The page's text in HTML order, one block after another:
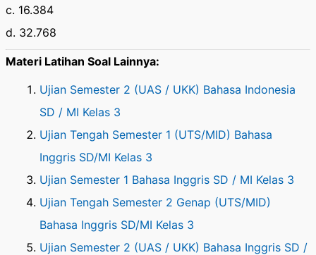
c. 16.384
d. 32.768
Materi Latihan Soal Lainnya:
Ujian Semester 2 (UAS / UKK) Bahasa Indonesia
SD / MI Kelas 3
Ujian Tengah Semester 1 (UTS/MID) Bahasa
Inggris SD/MI Kelas 3
Ujian Semester 1 Bahasa Inggris SD / MI Kelas 3
Ujian Tengah Semester 2 Genap (UTS/MID)
Bahasa Inggris SD/MI Kelas 3
Ujian Semester 2 (UAS / UKK) Bahasa Inggris SD /